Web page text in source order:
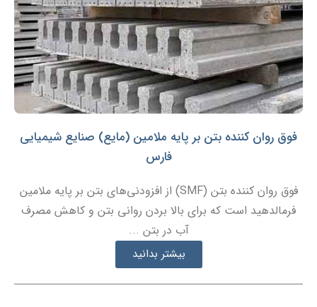
فوق روان کننده بتن بر پایه ملامین (مایع) صنایع شیمیایی
فارس
فوق روان کننده بتن (SMF) از افزودنی‌های بتن بر پایه ملامین
فرمالدهید است که برای بالا بردن روانی بتن و کاهش مصرف
آب در بتن ...
بیشتر بدانید